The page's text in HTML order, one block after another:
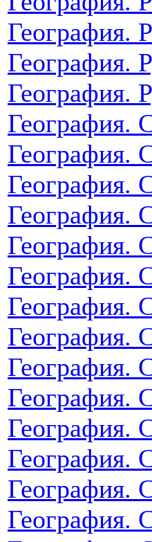
География.
География.
География.
География.
География.
География.
География.
География.
География.
География.
География.
География.
География.
География.
География.
География.
География.